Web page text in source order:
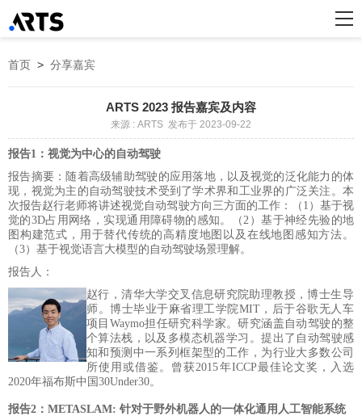
首页 > 分享嘉宾
ARTS 2023 报告嘉宾及内容
来源 : ARTS 发布于 2023-09-22
报告1：视觉为中心的自动驾驶
报告摘要：随着高级辅助驾驶的应用落地，以及视觉的泛化能力的体
现，视觉为主的自动驾驶技术受到了学术界和工业界的广泛关注。本
次报告赵行老师将讲述视觉自动驾驶方向三方面的工作：（ 1）基于视
觉的3D占用网络，实现通用障碍物的感知。（2）基于神经先验的地
图构建范式，用于替代传统的高精度地图以及在线地图感知方法。
（3）基于视觉语言大模型的自动驾驶场景理解。
报告人：
赵行，清华大学交叉信息研究院助理教授，博士生导
师。博士毕业于麻省理工学院MIT，后于谷歌无人车
项目Waymo担任研究科学家。研究涵盖自动驾驶的整
个算法栈，以及多模态机器学习。提出了自动驾驶感
知和预测中一系列框架型的工作，为行业大多数公司
所使用或借鉴。曾获2015年ICCP最佳论文奖，入选
2020年福布斯中国30Under30。
报告2： METASLAM: 针对于野外机器人的一体化通用人工智能系统